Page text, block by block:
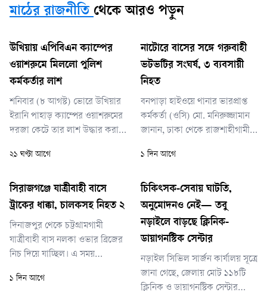
মাঠের রাজনীতি থেকে আরও পড়ুন
উখিয়ায় এপিবিএন ক্যাম্পের
ওয়াশরুমে মিললো পুলিশ
কর্মকর্তার লাশ
শনিবার (৮ আগস্ট) ভোরে উখিয়ার
ইরানি পাহাড় ক্যাম্পের ওয়াশরুমের
দরজা কেটে তার লাশ উদ্ধার করা
২১ ঘণ্টা আগে
নাটোরে বাসের সঙ্গে গরুবাহী
ভটভটির সংঘর্ষ, ৩ ব্যবসায়ী
নিহত
বনপাড়া হাইওয়ে থানার ভারপ্রাপ্ত
কর্মকর্তা (ওসি) মো. মনিরুজ্জামান
জানান, ঢাকা থেকে রাজশাহীগামী
গরুর হাটে যাওয়ার পথে গরুবাহী
ঘটনাস্থলেই আব্দুর রহমানের মৃত্যু
হয়।
১ দিন আগে
সিরাজগঞ্জে যাত্রীবাহী বাসে
ট্রাকের ধাক্কা, চালকসহ নিহত ২
দিনাজপুর থেকে চট্টগ্রামগামী
যাত্রীবাহী বাস নলকা ওভার ব্রিজের
নিচ দিয়ে যাচ্ছিল। এ সময়
পণ্যবাহী একটি ট্রাক বাসটিকে
১ দিন আগে
চিকিৎসক-সেবায় ঘাটতি,
অনুমোদনও নেই— তবু
নড়াইলে বাড়ছে ক্লিনিক-
ডায়াগনস্টিক সেন্টার
নড়াইল সিভিল সার্জন কার্যালয় সূত্রে
জানা গেছে, জেলায় মোট ১১৮টি
ক্লিনিক ও ডায়াগনস্টিক সেন্টার